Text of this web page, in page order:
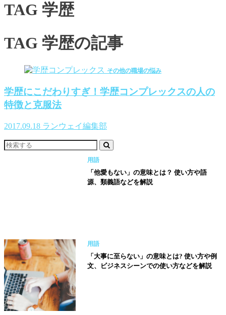
TAG 学歴
TAG 学歴の記事
その他の職場の悩み
学歴にこだわりすぎ！学歴コンプレックスの人の
特徴と克服法
2017.09.18 ランウェイ編集部
用語
「他愛もない」の意味とは？ 使い方や語
源、類義語などを解説
用語
「大事に至らない」の意味とは? 使い方や例
文、ビジネスシーンでの使い方などを解説